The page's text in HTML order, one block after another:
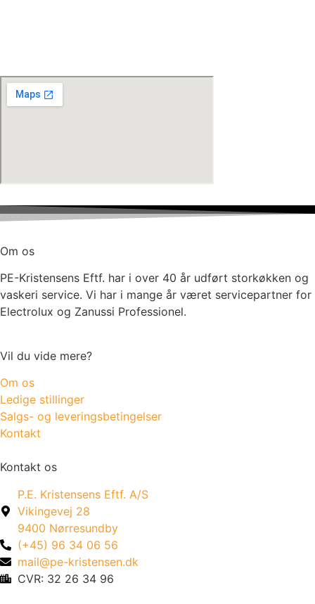
Om os
PE-Kristensens Eftf. har i over 40 år udført storkøkken og
vaskeri service. Vi har i mange år været servicepartner for
Electrolux og Zanussi Professionel.
Vil du vide mere?
Om os
Ledige stillinger
Salgs- og leveringsbetingelser
Kontakt
Kontakt os
P.E. Kristensens Eftf. A/S
Vikingevej 28
9400 Nørresundby
(+45) 96 34 06 56
mail@pe-kristensen.dk
CVR: 32 26 34 96